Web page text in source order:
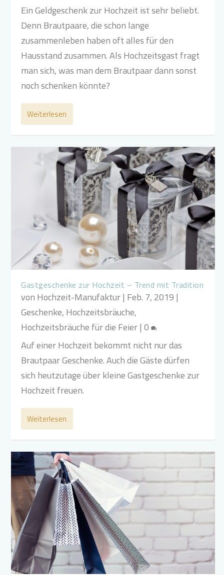
Ein Geldgeschenk zur Hochzeit ist sehr beliebt.
Denn Brautpaare, die schon lange
zusammenleben haben oft alles für den
Hausstand zusammen. Als Hochzeitsgast fragt
man sich, was man dem Brautpaar dann sonst
noch schenken könnte?
Weiterlesen
Gastgeschenke zur Hochzeit – Trend mit Tradition
von Hochzeit-Manufaktur| Feb. 7, 2019 |
Geschenke, Hochzeitsbräuche,
Hochzeitsbräuche für die Feier|0
Auf einer Hochzeit bekommt nicht nur das
Brautpaar Geschenke. Auch die Gäste dürfen
sich heutzutage über kleine Gastgeschenke zur
Hochzeit freuen.
Weiterlesen